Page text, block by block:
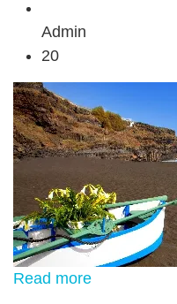
Admin
20
Read more